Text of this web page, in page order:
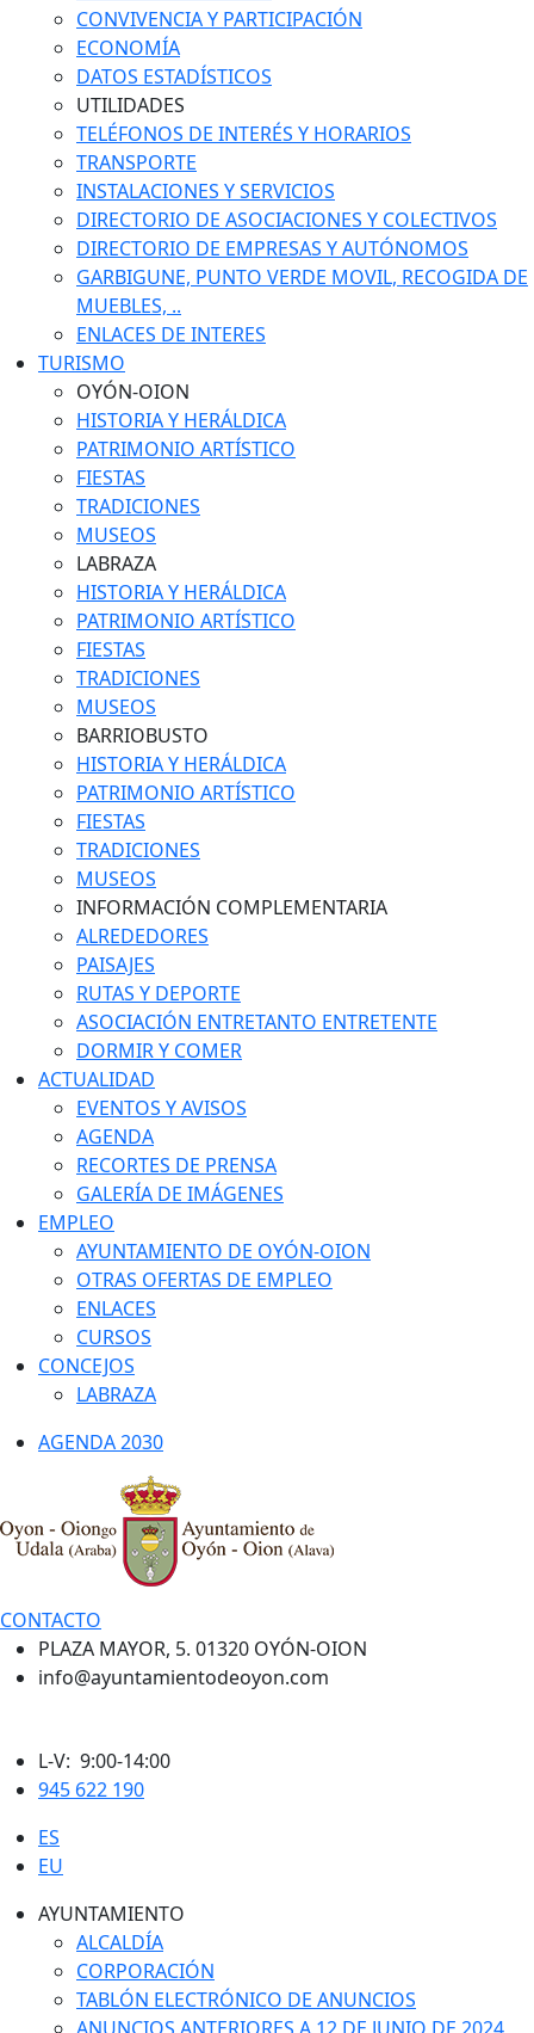
CONVIVENCIA Y PARTICIPACIÓN
ECONOMÍA
DATOS ESTADÍSTICOS
UTILIDADES
TELÉFONOS DE INTERÉS Y HORARIOS
TRANSPORTE
INSTALACIONES Y SERVICIOS
DIRECTORIO DE ASOCIACIONES Y COLECTIVOS
DIRECTORIO DE EMPRESAS Y AUTÓNOMOS
GARBIGUNE, PUNTO VERDE MOVIL, RECOGIDA DE
MUEBLES, ..
ENLACES DE INTERES
TURISMO
OYÓN-OION
HISTORIA Y HERÁLDICA
PATRIMONIO ARTÍSTICO
FIESTAS
TRADICIONES
MUSEOS
LABRAZA
HISTORIA Y HERÁLDICA
PATRIMONIO ARTÍSTICO
FIESTAS
TRADICIONES
MUSEOS
BARRIOBUSTO
HISTORIA Y HERÁLDICA
PATRIMONIO ARTÍSTICO
FIESTAS
TRADICIONES
MUSEOS
INFORMACIÓN COMPLEMENTARIA
ALREDEDORES
PAISAJES
RUTAS Y DEPORTE
ASOCIACIÓN ENTRETANTO ENTRETENTE
DORMIR Y COMER
ACTUALIDAD
EVENTOS Y AVISOS
AGENDA
RECORTES DE PRENSA
GALERÍA DE IMÁGENES
EMPLEO
AYUNTAMIENTO DE OYÓN-OION
OTRAS OFERTAS DE EMPLEO
ENLACES
CURSOS
CONCEJOS
LABRAZA
AGENDA 2030
CONTACTO
PLAZA MAYOR, 5. 01320 OYÓN-OION
info@ayuntamientodeoyon.com
L-V: 9:00-14:00
945 622 190
ES
EU
AYUNTAMIENTO
ALCALDÍA
CORPORACIÓN
TABLÓN ELECTRÓNICO DE ANUNCIOS